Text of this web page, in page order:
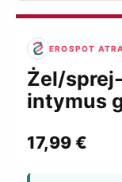
EROSPOT
Żel/
intymus
17,99€